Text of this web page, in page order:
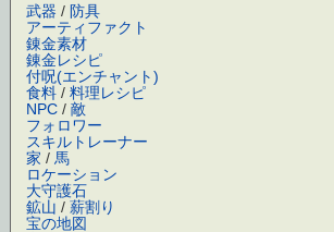
武器 / 防具
アーティファクト
錬金素材
錬金レシピ
付呪(エンチャント)
食料 /料理レシピ
NPC /敵
フォロワー
スキルトレーナー
家 /馬
ロケーション
大守護石
鉱山 /薪割り
宝の地図